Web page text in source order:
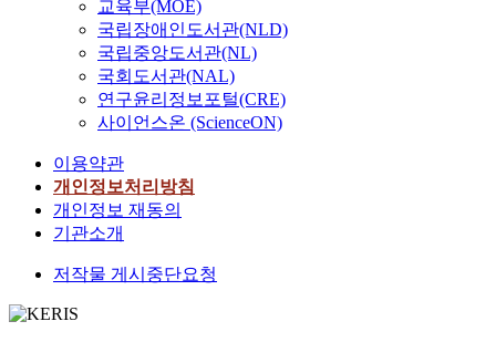
교육부(MOE)
국립장애인도서관(NLD)
국립중앙도서관(NL)
국회도서관(NAL)
연구윤리정보포털(CRE)
사이언스온 (ScienceON)
이용약관
개인정보처리방침
개인정보 재동의
기관소개
저작물 게시중단요청